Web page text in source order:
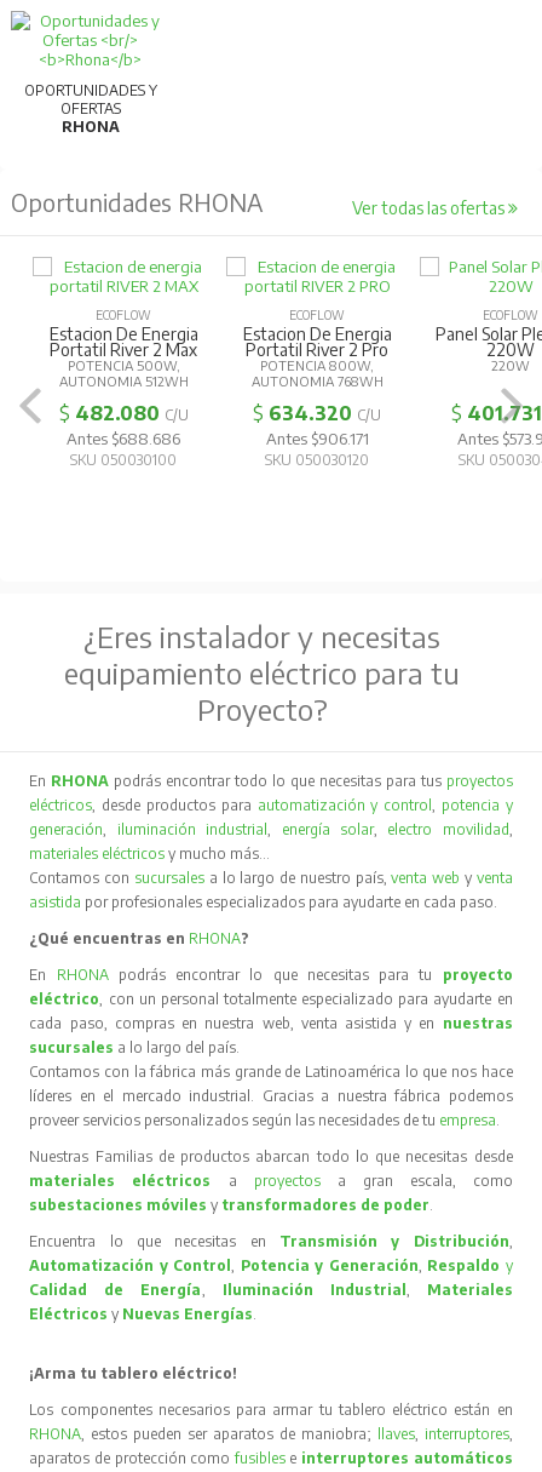
OPORTUNIDADES Y
OFERTAS
RHONA
Oportunidades RHONA Ver todas las ofertas
ECOFLOW
Estacion De Energia
Portatil River 2 Max
POTENCIA 500W,
AUTONOMIA 512WH
$ 482.080 C/U
Antes $688.686
SKU 050030100
ECOFLOW
Estacion De Energia
Portatil River 2 Pro
POTENCIA 800W,
AUTONOMIA 768WH
$ 634.320 C/U
Antes $906.171
SKU 050030120
ECOFLOW
Panel Solar
220W
220W
$ 401.731
Antes
SKU
¿Eres instalador y necesitas
equipamiento eléctrico para tu
Proyecto?
En RHONA podrás encontrar todo lo que necesitas para tus proyectos
eléctricos, desde productos para automatización y control, potencia y
generación, iluminación industrial, energía solar, electro movilidad,
materiales eléctricos y mucho más…
Contamos con sucursales a lo largo de nuestro país,venta web y venta
asistida por profesionales especializados para ayudarte en cada paso.
¿Qué encuentras en RHONA?
En RHONA podrás encontrar lo que necesitas para tu proyecto
eléctrico, con un personal totalmente especializado para ayudarte en
cada paso, compras en nuestra web, venta asistida y en nuestras
sucursales a lo largo del país.
Contamos con la fábrica más grande de Latinoamérica lo que nos hace
líderes en el mercado industrial. Gracias a nuestra fábrica podemos
proveer servicios personalizados según las necesidades de tu empresa.
Nuestras Familias de productos abarcan todo lo que necesitas desde
materiales eléctricos
a proyectos
a gran escala, como
subestaciones móvilesy transformadores de poder.
Encuentra lo que necesitas en Transmisión y Distribución,
Automatización y Control, Potencia y Generación, Respaldo y
Calidad de Energía, Iluminación Industrial , Materiales
Eléctricos y Nuevas Energías.
¡Arma tu tablero eléctrico!
Los componentes necesarios para armar tu tablero eléctrico están en
RHONA, estos pueden ser aparatos de maniobra; llaves, interruptores,
aparatos de protección comofusibles e interruptores automáticos